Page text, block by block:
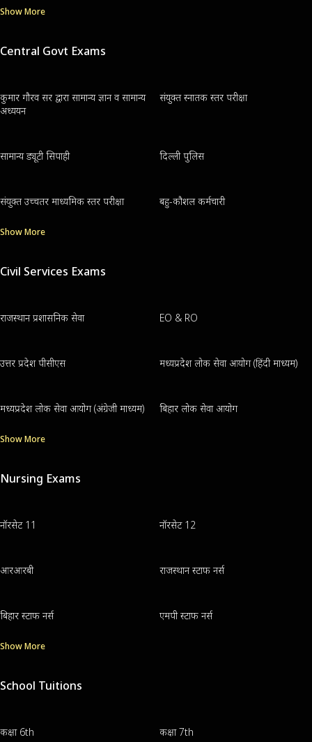
Show More
Central Govt Exams
कुमार गौरव सर द्वारा सामान्य ज्ञान व सामान्य
अध्ययन
संयुक्त स्नातक स्तर परीक्षा
सामान्य ड्यूटी सिपाही दिल्ली पुलिस
संयुक्त उच्चतर माध्यमिक स्तर परीक्षा बहु-कौशल कर्मचारी
Show More
Civil Services Exams
राजस्थान प्रशासनिक सेवा EO & RO
उत्तर प्रदेश पीसीएस मध्यप्रदेश लोक सेवा आयोग (हिंदी माध्यम)
मध्यप्रदेश लोक सेवा आयोग (अंग्रेजी माध्यम) बिहार लोक सेवा आयोग
Show More
Nursing Exams
नॉरसेट 11 नॉरसेट 12
आरआरबी राजस्थान स्टाफ नर्स
बिहार स्टाफ नर्स एमपी स्टाफ नर्स
Show More
School Tuitions
कक्षा 6th कक्षा 7th